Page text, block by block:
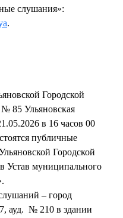
слушания»:
.
Городской
85 Ульяновская
в 16 часов 00
публичные
Городской
Устав муниципального
– город
ауд. № 210 в здании